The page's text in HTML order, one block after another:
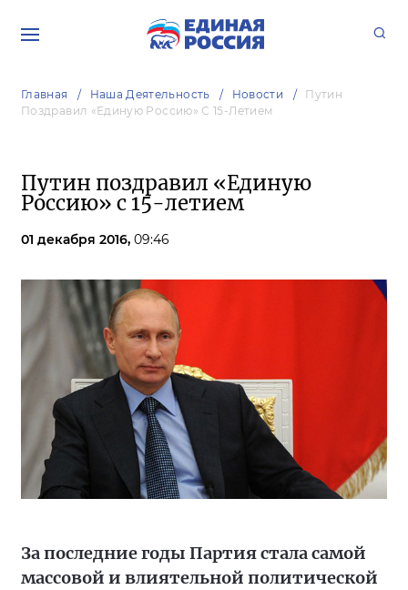
Главная Наша Деятельность Новости
Путин
Поздравил «Единую Россию» С 15-Летием
Путин поздравил «Единую
Россию» с 15-летием
01 декабря 2016, 09:46
За последние годы Партия стала самой
массовой и влиятельной политической